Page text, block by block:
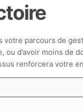
parcours de
ou d’avoir moins
renforcera